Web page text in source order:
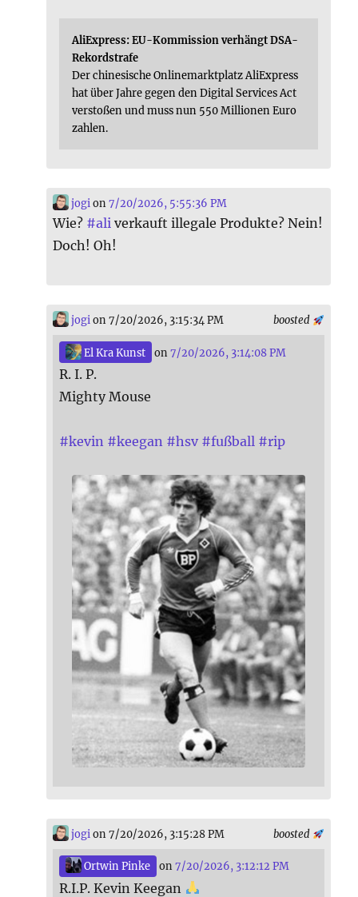
AliExpress: EU-Kommission verhängt DSA-
Rekordstrafe
Der chinesische Onlinemarktplatz AliExpress
hat über Jahre gegen den Digital Services Act
verstoßen und muss nun 550 Millionen Euro
zahlen.
jogion7/20/2026, 5:55:36 PM
Wie? #ali verkauft illegale Produkte? Nein!
Doch! Oh!
boosted
jogion 7/20/2026, 3:15:34 PM
El Kra Kunst on7/20/2026, 3:14:08 PM
R. I. P.
Mighty Mouse
#kevin #keegan #hsv #fußball #rip
boosted
jogi on 7/20/2026, 3:15:28 PM
Ortwin Pinke on7/20/2026, 3:12:12 PM
R.I.P. Kevin Keegan